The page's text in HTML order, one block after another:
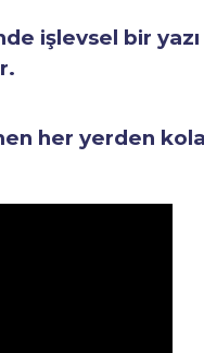
işlevsel bir yazı
her yerden